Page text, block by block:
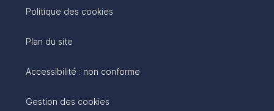
Politique des cookies
Plan du site
Accessibilité : non conforme
Gestion des cookies